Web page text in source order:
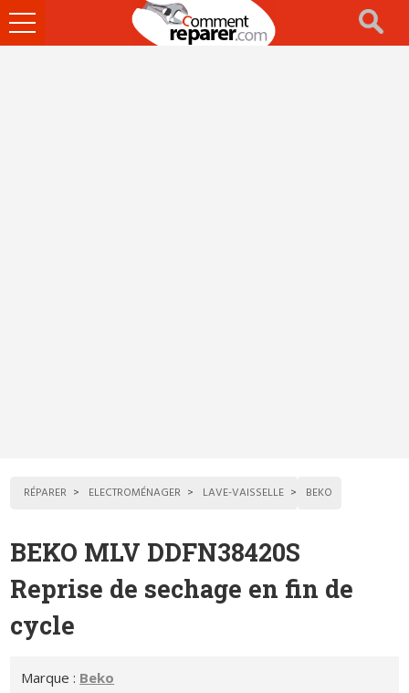
Ouvrir
le
RÉPARER ELECTROMÉNAGER LAVE-VAISSELLE BEKO
BEKO MLV DDFN38420S
Reprise de sechage en fin de
cycle
Marque : Beko